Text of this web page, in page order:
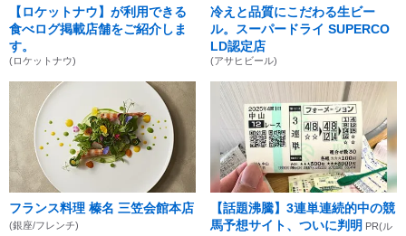
【ロケットナウ】が利用できる
食べログ掲載店舗をご紹介しま
す。
(ロケットナウ)
冷えと品質にこだわる生ビー
ル。スーパードライ SUPERCO
LD認定店
(アサヒビール)
フランス料理 榛名 三笠会館本店
(銀座/フレンチ)
【話題沸騰】3連単連続的中の競
馬予想サイト、ついに判明 PR(ル